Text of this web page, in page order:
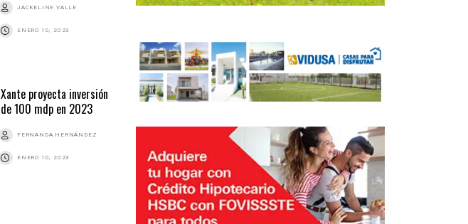
JACKELINE VALLE
ENERO 10, 2023
Xante proyecta inversión
de 100 mdp en 2023
FERNANDA HERNÁNDEZ
ENERO 10, 2023